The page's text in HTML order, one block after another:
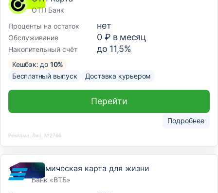
ОТП Банк
Проценты на остаток
нет
Обслуживание 0 ₽ в месяц
Накопительный счёт до 11,5%
Кешбэк: до 10%
Бесплатный выпуск
Доставка курьером
Подробнее
Перейти
Реклама. Лиц. №2766
Космическая карта для жизни
Банк «ВТБ»